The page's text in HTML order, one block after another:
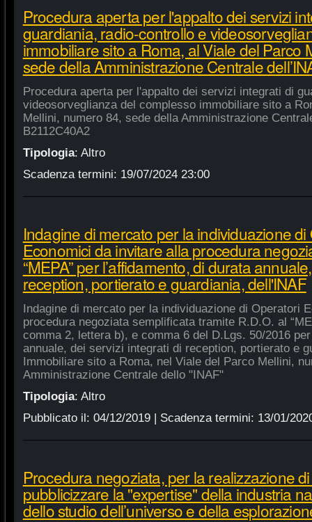
Procedura aperta per l'appalto dei servizi
guardiania, radio-controllo e
immobiliare sito a Roma, al Viale del Parco
sede della Amministrazione Centrale
Procedura aperta per l'appalto dei servizi integrati di
videosorveglianza del complesso immobiliare sito a
Mellini, numero 84, sede della Amministrazione
B2112C40A2
Tipologia: Altro
Scadenza termini: 19/07/2024 23:00
Indagine di mercato per la individuazione
Economici da invitare alla procedura
“MEPA” per l’affidamento, di durata
reception, portierato e guardiania, dell'INAF
Indagine di mercato per la individuazione di Operatori
procedura negoziata semplificata tramite R.D.O. al
comma 2, lettera b), e comma 6 del D.Lgs. 50/2016
annuale, dei servizi integrati di reception, portierato e
Immobiliare sito a Roma, nel Viale del Parco Mellini,
Amministrazione Centrale dello "INAF"
Tipologia: Altro
Pubblicato il: 04/12/2019| Scadenza termini: 13/01/
Procedura negoziata, per la realizzazione
pubblicizzare la "expertise" della industria
dello studio dell’universo e della